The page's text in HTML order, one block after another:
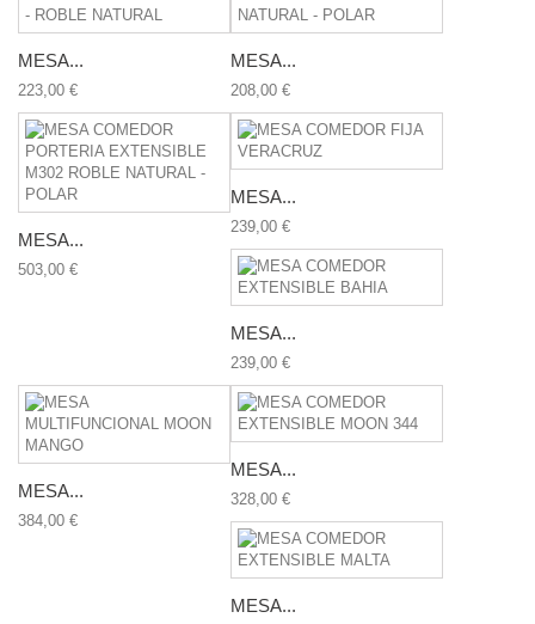
MESA...
223,00 €
MESA...
208,00 €
MESA...
503,00 €
MESA...
239,00 €
MESA...
239,00 €
MESA...
384,00 €
MESA...
328,00 €
MESA...